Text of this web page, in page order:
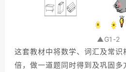
▲G1-2
这套教材中将数学、词汇及常
倍，做一道题同时得到及巩固